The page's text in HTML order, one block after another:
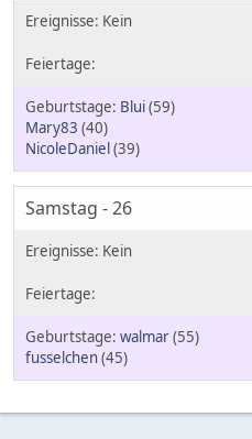
Blui(59)
Mary83 (40)
NicoleDaniel(39)
Samstag - 26
walmar(55)
fusselchen(45)